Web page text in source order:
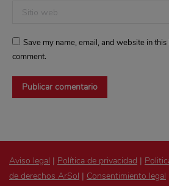
Sitio web
Save my name, email, and website in
comment.
Publicar comentario
Aviso legal | Política de privacidad |
de derechos ArSol | Consentimiento legal